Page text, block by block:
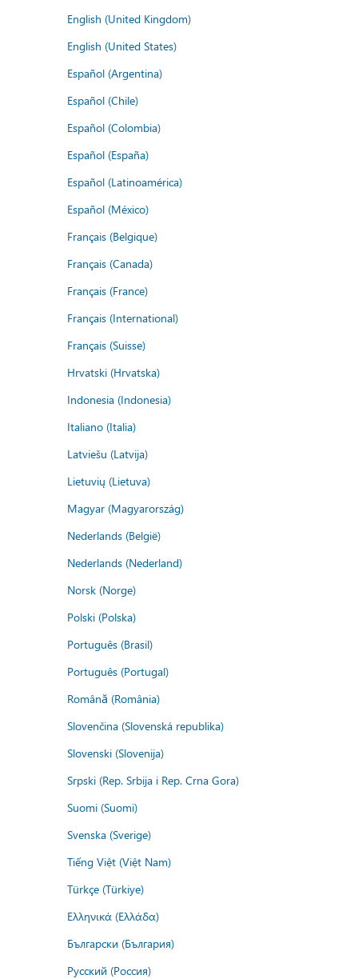
English (United Kingdom)
English (United States)
Español (Argentina)
Español (Chile)
Español (Colombia)
Español (España)
Español (Latinoamérica)
Español (México)
Français (Belgique)
Français (Canada)
Français (France)
Français (International)
Français (Suisse)
Hrvatski (Hrvatska)
Indonesia (Indonesia)
Italiano (Italia)
Latviešu (Latvija)
Lietuvių (Lietuva)
Magyar (Magyarország)
Nederlands (België)
Nederlands (Nederland)
Norsk (Norge)
Polski (Polska)
Português (Brasil)
Português (Portugal)
Română (România)
Slovenčina (Slovenská republika)
Slovenski (Slovenija)
Srpski (Rep. Srbija i Rep. Crna Gora)
Suomi (Suomi)
Svenska (Sverige)
Tiếng Việt (Việt Nam)
Türkçe (Türkiye)
Ελληνικά (Ελλάδα)
Български (България)
Русский (Россия)